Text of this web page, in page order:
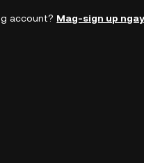
account? Mag-sign up